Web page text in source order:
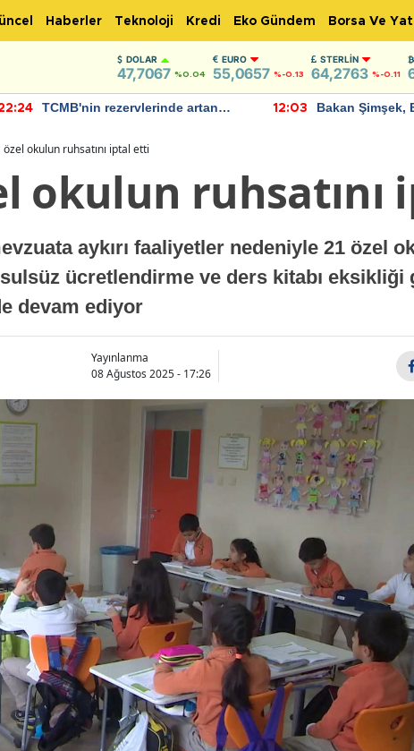
Haberler Teknoloji Kredi Eko Gündem Borsa Ve
DOLAR
47,7067 %0.04
EURO
55,0657 %-0.13
STERLIN
64,2763 %-0.11
TCMB'nin rezervlerinde artan
12:03
Bakan Şimşek,
özel okulun ruhsatını iptal etti
okulun
aykırı faaliyetler nedeniyle 21 özel
ücretlendirme ve ders kitabı
devam ediyor
Yayınlanma
08 Ağustos 2025 - 17:26